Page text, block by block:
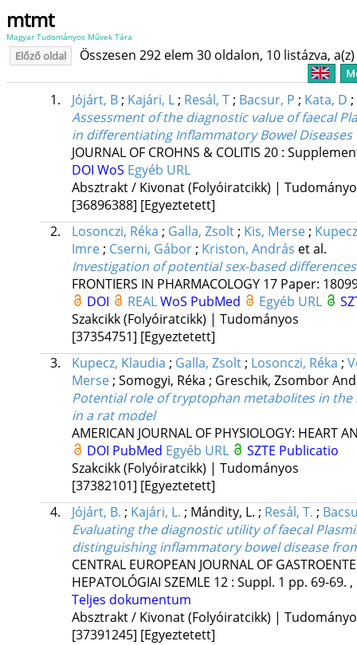
mtmt
Magyar Tudományos Művek Tára
Előző oldal Összesen 292 elem 30 oldalon, 10 listázva,
1. Jójárt, B; Kajári, L; Resál, T; Bacsur, P ; Kata, D ;
Assessment of the diagnostic value of faecal
in differentiating Inflammatory Bowel
JOURNAL OF CROHNS & COLITIS 20:
DOI WoS Egyéb URL
Absztrakt / Kivonat (Folyóiratcikk) |
[36896388] [Egyeztetett]
2.
Losonczi, Réka ; Galla, Zsolt; Kis, Merse;
Imre; Cserni, Gábor; Kriston, András et al.
Investigation of potential sex-based
FRONTIERS IN PHARMACOLOGY 17 Paper:
DOI
REALWoS PubMed Egyéb URL
Szakcikk (Folyóiratcikk) | Tudományos
[37354751] [Egyeztetett]
3.
Kupecz, Klaudia ; Galla, Zsolt; Losonczi, Réka ;
Merse; Somogyi, Réka ; Greschik, Zsombor
Potential role of tryptophan metabolites in
in a rat model
AMERICAN JOURNAL OF PHYSIOLOGY: HEART
DOI PubMed Egyéb URL
SZTE Publicatio
Szakcikk (Folyóiratcikk) | Tudományos
[37382101] [Egyeztetett]
4.
Jójárt, B. ; Kajári, L. ; Mándity, L. ; Resál, T. ;
Evaluating the diagnostic utility of faecal
distinguishing inflammatory bowel disease
CENTRAL EUROPEAN JOURNAL OF
HEPATOLÓGIAI SZEMLE 12: Suppl. 1 pp. 69-69.
Teljes dokumentum
Absztrakt / Kivonat (Folyóiratcikk) |
[37391245] [Egyeztetett]